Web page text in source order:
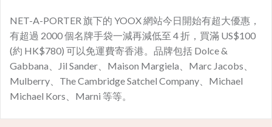
NET-A-PORTER 旗下的 YOOX 網站今日開始有超大優惠，
有超過 2000 個名牌手袋一減再減低至 4 折，買滿 US$100
(約 HK$780) 可以免運費寄香港。品牌包括 Dolce &
Gabbana、Jil Sander、Maison Margiela、Marc Jacobs、
Mulberry、The Cambridge Satchel Company、Michael
Michael Kors、Marni 等等。